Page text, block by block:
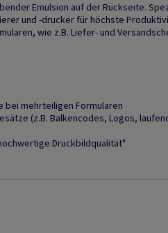
Emulsion auf der Rückseite.
und -drucker für höchste
wie z.B. Liefer- und
bei mehrteiligen Formularen
(z.B. Balkencodes, Logos,
Druckbildqualität"